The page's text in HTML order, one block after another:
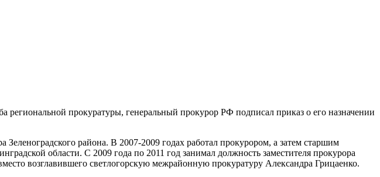
прокуратуры, генеральный прокурор РФ подписал приказ о его назначении
района. В 2007-2009 годах работал прокурором, а затем старшим
области. С 2009 года по 2011 год занимал должность заместителя прокурора
возглавившего светлогорскую межрайонную прокуратуру Александра Грицаенко.